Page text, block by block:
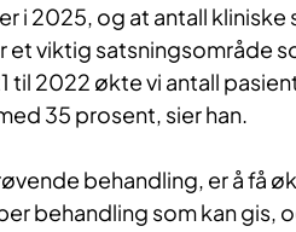
i 2025, og at antall kliniske
et viktig satsningsområde
til 2022 økte vi antall
35 prosent, sier han.
behandling, er å få
behandling som kan gis,